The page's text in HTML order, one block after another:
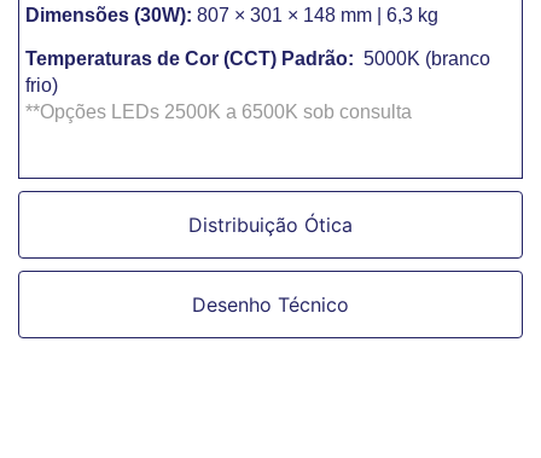
Distribuição Ótica
Desenho Técnico
Dimensões (30W): 807 × 301 × 148 mm | 6,3 kg
Temperaturas de Cor (CCT) Padrão: 5000K (branco
frio)
**Opções LEDs 2500K a 6500K sob consulta